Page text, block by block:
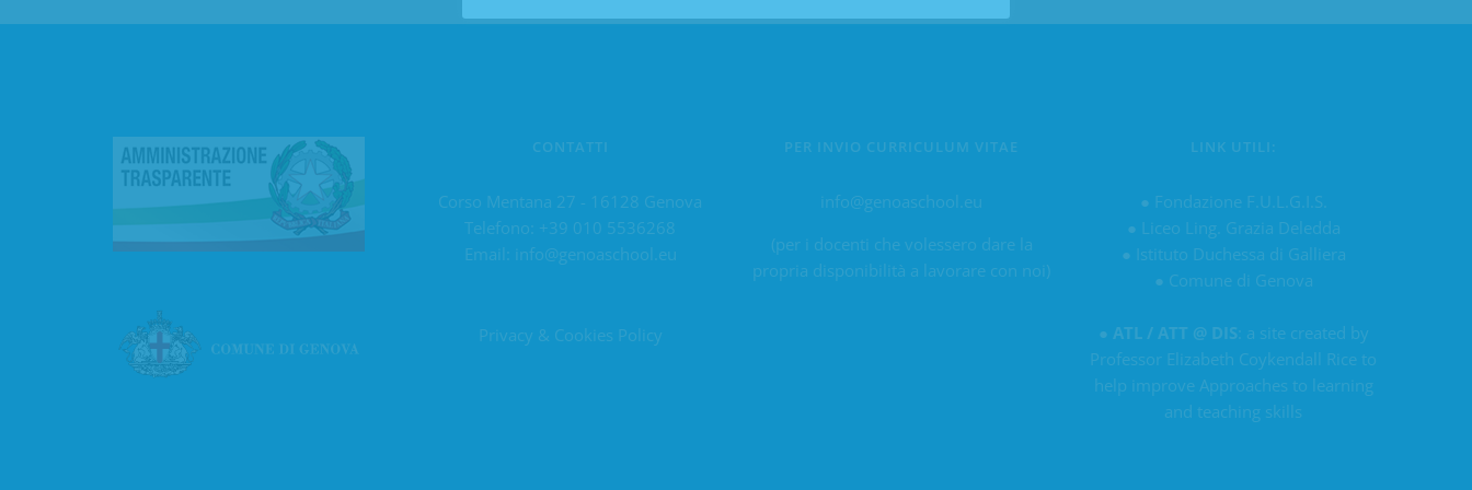
CONTATTI
Corso Mentana 27 - 16128 Genova
Telefono: +39 010 5536268
Email:
info@genoaschool.eu
Privacy & Cookies Policy
PER INVIO CURRICULUM VITAE
info@genoaschool.eu
(per i docenti che volessero dare la
propria disponibilità a lavorare con noi)
LINK UTILI:
● Fondazione F.U.L.G.I.S.
● Liceo Ling. Grazia Deledda
● Istituto Duchessa di Galliera
● Comune di Genova
● ATL / ATT @ DIS : a site created by
Professor Elizabeth Coykendall Rice to
help improve Approaches to learning
and teaching skills